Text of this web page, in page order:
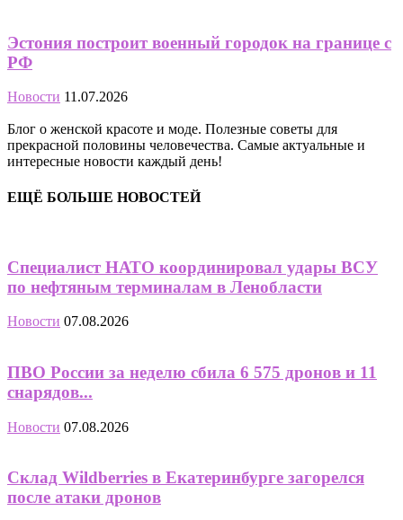
Эстония построит военный городок на границе с
РФ
Новости 11.07.2026
Блог о женской красоте и моде. Полезные советы для
прекрасной половины человечества. Самые актуальные и
интересные новости каждый день!
ЕЩЁ БОЛЬШЕ НОВОСТЕЙ
Специалист НАТО координировал удары ВСУ
по нефтяным терминалам в Ленобласти
Новости 07.08.2026
ПВО России за неделю сбила 6 575 дронов и 11
снарядов...
Новости 07.08.2026
Склад Wildberries в Екатеринбурге загорелся
после атаки дронов